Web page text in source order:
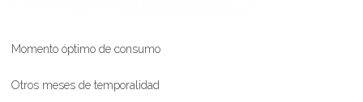
Momento óptimo de consumo
Otros meses de temporalidad